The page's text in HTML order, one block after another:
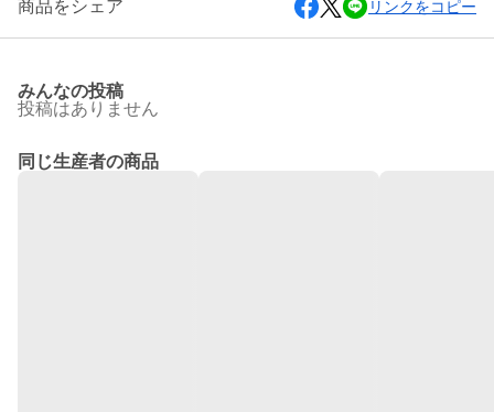
商品をシェア リンクをコピー
みんなの投稿
投稿はありません
同じ生産者の商品